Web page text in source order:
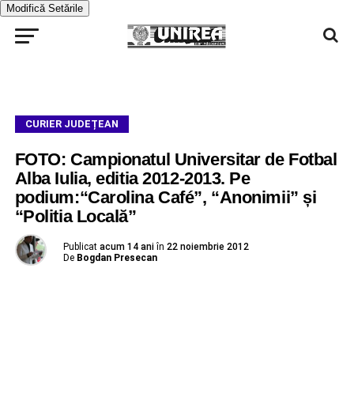
Modifică Setările
CURIER JUDEȚEAN
FOTO: Campionatul Universitar de Fotbal
Alba Iulia, editia 2012-2013. Pe
podium:“Carolina Café”, “Anonimii” și
“Politia Locală”
Publicat acum 14 ani în 22 noiembrie 2012
De Bogdan Presecan